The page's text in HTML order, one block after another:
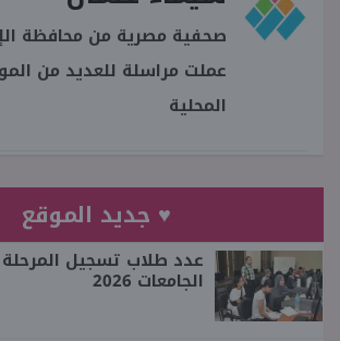
صحفية مصرية من محافظة
عملت مراسلة للعديد من
المحلية
♥ جديد الموقع
عدد طلاب تسجيل
الجامعات 2026